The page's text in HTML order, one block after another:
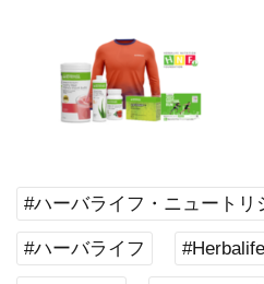
#ハーバライフ・ニュートリ
#ハーバライフ #Herbalife